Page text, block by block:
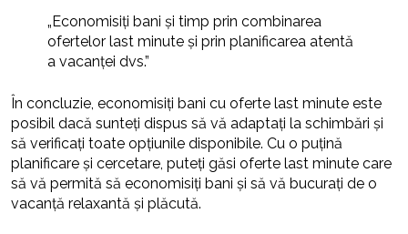
„Economisiți bani și timp prin combinarea
ofertelor last minute și prin planificarea atentă
a vacanței dvs.”
În concluzie, economisiți bani cu oferte last minute este
posibil dacă sunteți dispus să vă adaptați la schimbări și
să verificați toate opțiunile disponibile. Cu o puțină
planificare și cercetare, puteți găsi oferte last minute care
să vă permită să economisiți bani și să vă bucurați de o
vacanță relaxantă și plăcută.